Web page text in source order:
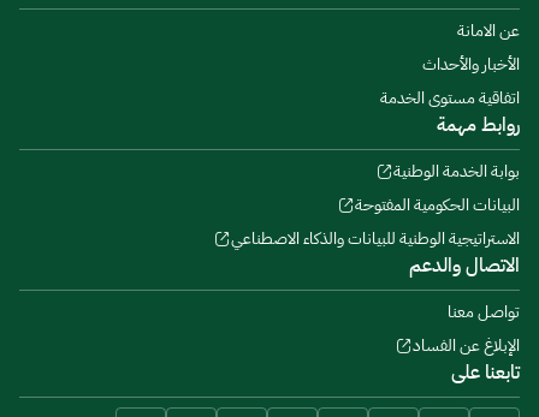
عن الامانة
الأخبار والأحداث
اتفاقية مستوى الخدمة
روابط مهمة
بوابة الخدمة الوطنية
البيانات الحكومية المفتوحة
الاستراتيجية الوطنية للبيانات والذكاء الاصطناعي
الاتصال والدعم
تواصل معنا
الإبلاغ عن الفساد
تابعنا على